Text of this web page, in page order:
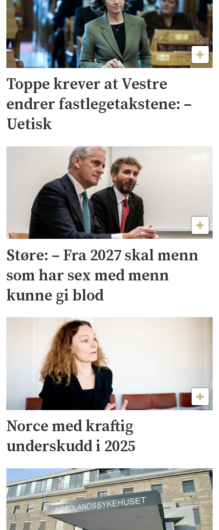
Toppe krever at Vestre
endrer fastlegetakstene: –
Uetisk
Støre: – Fra 2027 skal menn
som har sex med menn
kunne gi blod
Norce med kraftig
underskudd i 2025